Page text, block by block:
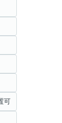
可